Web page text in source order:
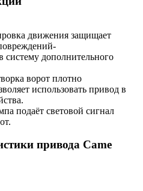
движения защищает
систему дополнительного
ворот плотно
использовать привод в
подаёт световой сигнал
привода Came